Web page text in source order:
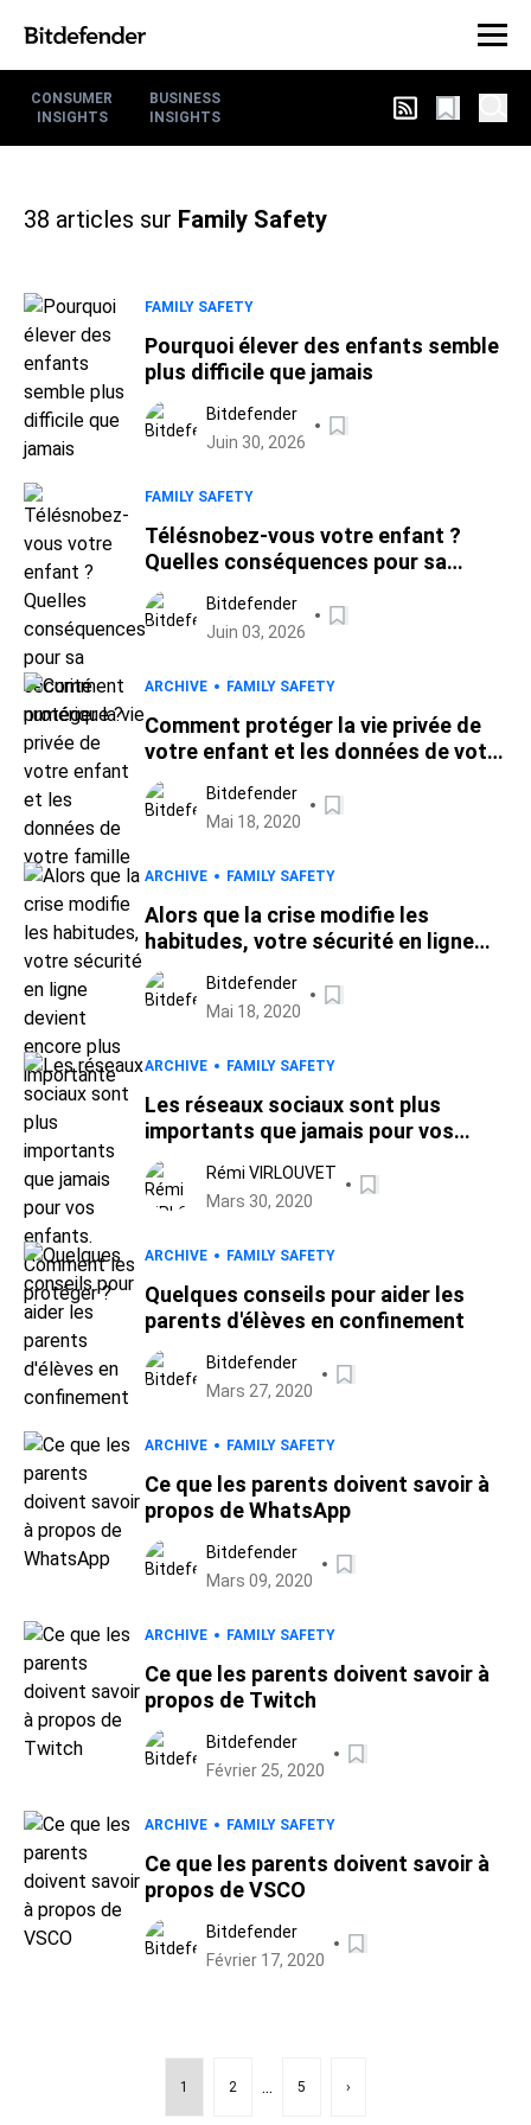
CONSUMER
INSIGHTS
BUSINESS
INSIGHTS
38 articles sur Family Safety
FAMILY SAFETY
Pourquoi élever des enfants semble
plus difficile que jamais
Bitdefender
Juin 30, 2026
FAMILY SAFETY
Télésnobez-vous votre enfant ?
Quelles conséquences pour sa
sécurité numérique ?
Bitdefender
Juin 03, 2026
ARCHIVE FAMILY SAFETY
Comment protéger la vie privée de
votre enfant et les données de votre
famille
Bitdefender
Mai 18, 2020
ARCHIVE FAMILY SAFETY
Alors que la crise modifie les
habitudes, votre sécurité en ligne
devient encore plus importante
Bitdefender
Mai 18, 2020
ARCHIVE FAMILY SAFETY
Les réseaux sociaux sont plus
importants que jamais pour vos
enfants. Comment les protéger ?
Rémi VIRLOUVET
Mars 30, 2020
ARCHIVE FAMILY SAFETY
Quelques conseils pour aider les
parents d'élèves en confinement
Bitdefender
Mars 27, 2020
ARCHIVE FAMILY SAFETY
Ce que les parents doivent savoir à
propos de WhatsApp
Bitdefender
Mars 09, 2020
ARCHIVE FAMILY SAFETY
Ce que les parents doivent savoir à
propos de Twitch
Bitdefender
Février 25, 2020
ARCHIVE FAMILY SAFETY
Ce que les parents doivent savoir à
propos de VSCO
Bitdefender
Février 17, 2020
1 2 ... 5 ›